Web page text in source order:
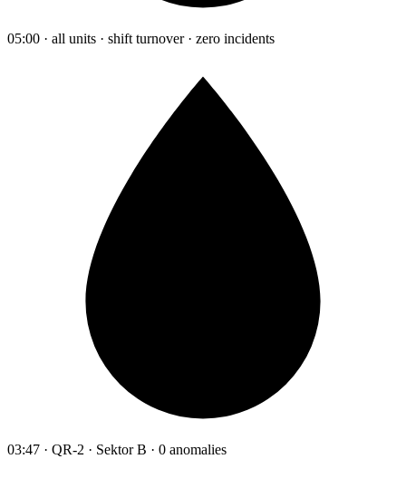
05:00 · all units · shift turnover · zero incidents
03:47 · QR-2 · Sektor B · 0 anomalies